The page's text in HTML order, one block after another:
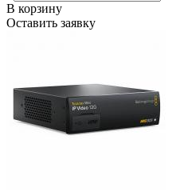
В корзину
Оставить заявку